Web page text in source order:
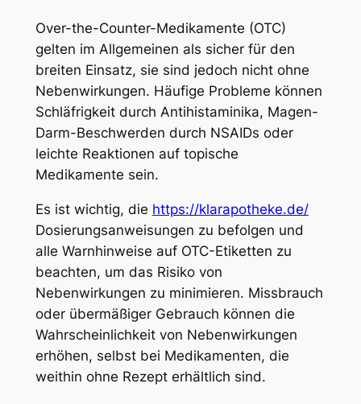
Over-the-Counter-Medikamente (OTC)
gelten im Allgemeinen als sicher für den
breiten Einsatz, sie sind jedoch nicht ohne
Nebenwirkungen. Häufige Probleme können
Schläfrigkeit durch Antihistaminika, Magen-
Darm-Beschwerden durch NSAIDs oder
leichte Reaktionen auf topische
Medikamente sein.
Es ist wichtig, die https://klarapotheke.de/
Dosierungsanweisungen zu befolgen und
alle Warnhinweise auf OTC-Etiketten zu
beachten, um das Risiko von
Nebenwirkungen zu minimieren. Missbrauch
oder übermäßiger Gebrauch können die
Wahrscheinlichkeit von Nebenwirkungen
erhöhen, selbst bei Medikamenten, die
weithin ohne Rezept erhältlich sind.